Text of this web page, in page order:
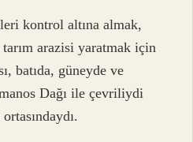
kontrol altına almak,
tarım arazisi yaratmak için
batıda, güneyde ve
Dağı ile çevriliydi